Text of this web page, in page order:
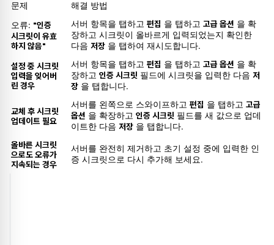
문제
해결 방법
오류: "인증
시크릿이 유효
하지 않음"
서버 항목을 탭하고편집 을 탭하고고급 옵션 을 확
장하고 시크릿이 올바르게 입력되었는지 확인한
다음 저장 을 탭하여 재시도합니다.
설정 중 시크릿
입력을 잊어버
린 경우
서버 항목을 탭하고편집 을 탭하고고급 옵션 을 확
장하고인증 시크릿 필드에 시크릿을 입력한 다음 저
장 을 탭합니다.
교체 후 시크릿
업데이트 필요
서버를 왼쪽으로 스와이프하고편집 을 탭하고고급
옵션 을 확장하고인증 시크릿 필드를 새 값으로 업데
이트한 다음 저장 을 탭합니다.
올바른 시크릿
으로도 오류가
지속되는 경우
서버를 완전히 제거하고 초기 설정 중에 입력한 인
증 시크릿으로 다시 추가해 보세요.